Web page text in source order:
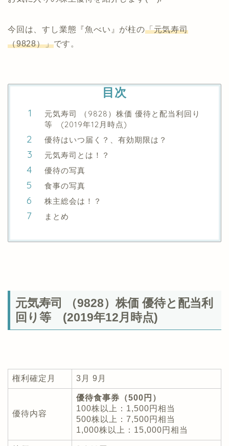
今回は、すし業態『魚べい』が柱の「元気寿司
（9828）」です。
目次
元気寿司 （9828）株価 優待と配当利回り
等 (2019年12月時点)
優待はいつ届く？、有効期限は？
元気寿司とは！？
優待の写真
食事の写真
株主総会は！？
まとめ
元気寿司 （9828）株価 優待と配当利
回り等 (2019年12月時点)
権利確定月 3月 9月
優待内容
優待食事券（500円）
100株以上：1,500円相当
500株以上：7,500円相当
1,000株以上：15,000円相当